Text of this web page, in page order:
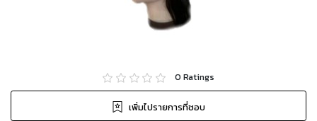
0 Ratings
เพิ่มไปรายการที่ชอบ